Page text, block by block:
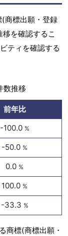
商標出願・登録
を確認するこ
ティを確認する
数推移
前年比
-100.0 %
-50.0 %
0.0 %
100.0 %
-33.3 %
商標(商標出願・